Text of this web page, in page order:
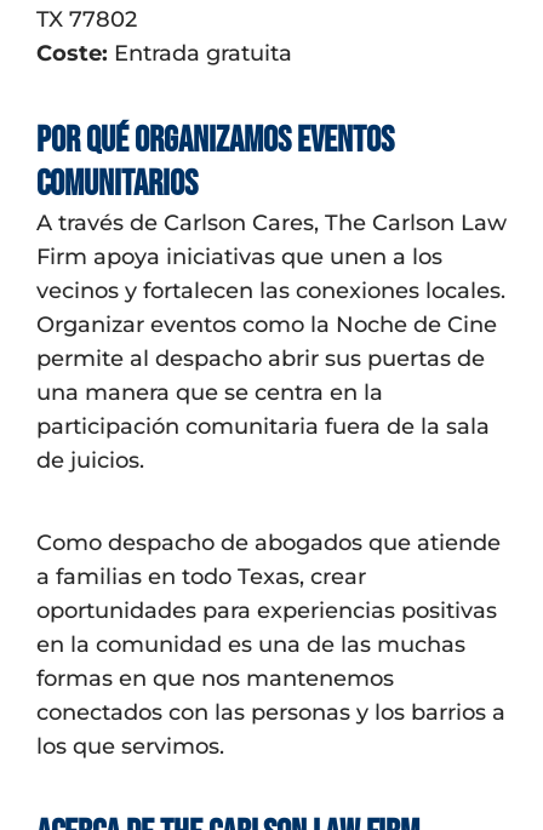
TX 77802
Coste: Entrada gratuita
Por qué organizamos eventos
comunitarios
A través de Carlson Cares, The Carlson Law
Firm apoya iniciativas que unen a los
vecinos y fortalecen las conexiones locales.
Organizar eventos como la Noche de Cine
permite al despacho abrir sus puertas de
una manera que se centra en la
participación comunitaria fuera de la sala
de juicios.
Como despacho de abogados que atiende
a familias en todo Texas, crear
oportunidades para experiencias positivas
en la comunidad es una de las muchas
formas en que nos mantenemos
conectados con las personas y los barrios a
los que servimos.